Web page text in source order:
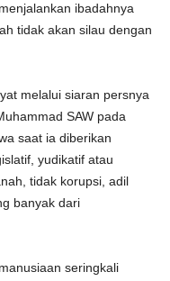
ibadahnya
tidak akan silau dengan
melalui siaran persnya
SAW pada
saat ia diberikan
yudikatif atau
tidak korupsi, adil
banyak dari
seringkali